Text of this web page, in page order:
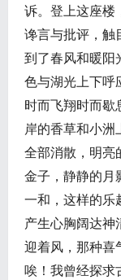
诉。登上这座楼
谗言与批评，触
到了春风和暖阳
色与湖光上下呼
时而飞翔时而歇
岸的香草和小
全部消散，明亮
金子，静静的月
一和，这样的乐
产生心胸阔达神
迎着风，那种喜
唉！我曾经探求